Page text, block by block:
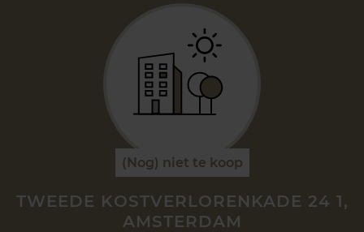
(Nog) niet te koop
TWEEDE KOSTVERLORENKADE 24 1,
AMSTERDAM